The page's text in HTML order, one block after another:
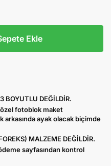
Ekle
BOYUTLU DEĞİLDİR.
özel fotoblok maket
ayak olacak biçimde
MALZEME DEĞİLDİR.
sayfasından kontrol